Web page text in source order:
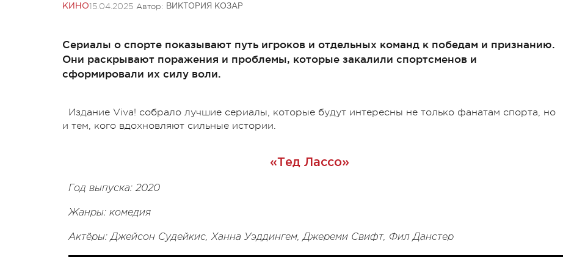
КИНО15.04.2025 Автор: ВИКТОРИЯ КОЗАР
Сериалы о спорте показывают путь игроков и отдельных команд к победам и признанию.
Они раскрывают поражения и проблемы, которые закалили спортсменов и
сформировали их силу воли.
Издание Viva! собрало лучшие сериалы, которые будут интересны не только фанатам спорта, но
и тем, кого вдохновляют сильные истории.
«Тед Лассо»
Год выпуска: 2020
Жанры: комедия
Актёры: Джейсон Судейкис, Ханна Уэддингем, Джереми Свифт, Фил Данстер